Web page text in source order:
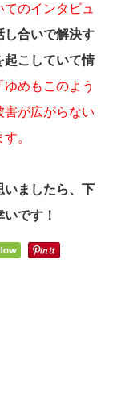
のインタビュ
し合いで解決す
起こしていて情
ゆめもこのよう
害が広がらない
。
いましたら、下
です！